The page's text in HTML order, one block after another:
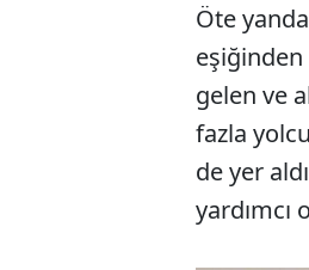
Öte
eşiğinden
gelen ve
fazla
de yer
yardımcı